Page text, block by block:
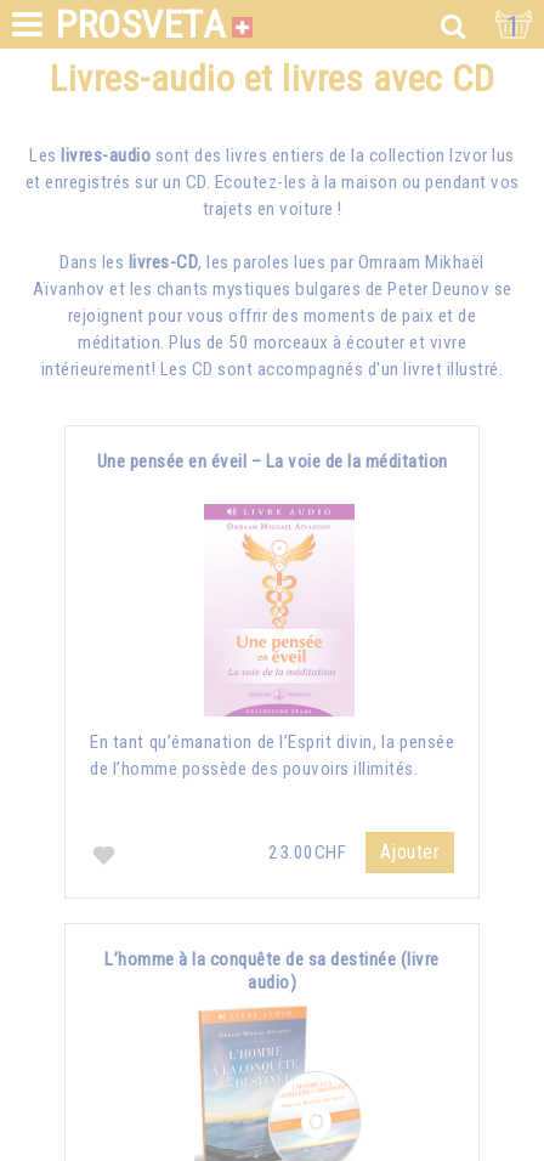
PROSVETA 1
Livres-audio et livres avec CD
Les livres-audio sont des livres entiers de la collection Izvor lus
et enregistrés sur un CD. Ecoutez-les à la maison ou pendant vos
trajets en voiture !
Dans les livres-CD, les paroles lues par Omraam Mikhaël
Aïvanhov et les chants mystiques bulgares de Peter Deunov se
rejoignent pour vous offrir des moments de paix et de
méditation. Plus de 50 morceaux à écouter et vivre
intérieurement! Les CD sont accompagnés d'un livret illustré.
Une pensée en éveil – La voie de la méditation
En tant qu’émanation de l’Esprit divin, la pensée
de l’homme possède des pouvoirs illimités.
23.00CHF Ajouter
L’homme à la conquête de sa destinée (livre
audio)